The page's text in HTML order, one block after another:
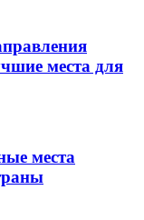
места для
места